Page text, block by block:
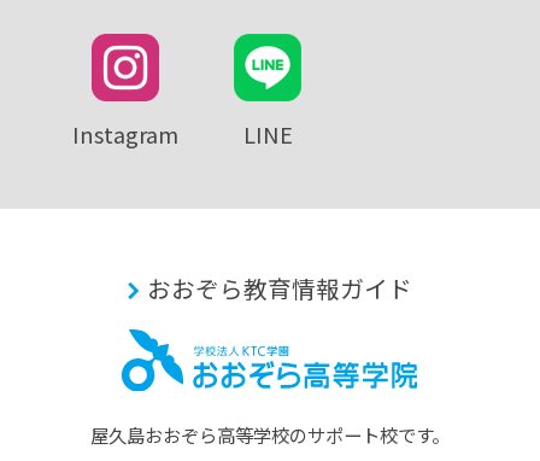
Instagram LINE
おおぞら教育情報ガイド
屋久島おおぞら⾼等学校のサポート校です。